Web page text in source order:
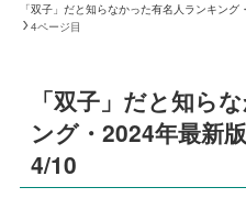
「双子」だと知らなかった有名人ランキン
4ページ目
「双子」だと知ら
ング・2024年最新
4/10